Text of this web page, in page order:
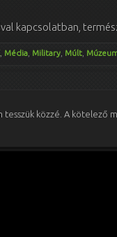
kapcsolatban,
, Média Military Múlt
közzé. A kötelező